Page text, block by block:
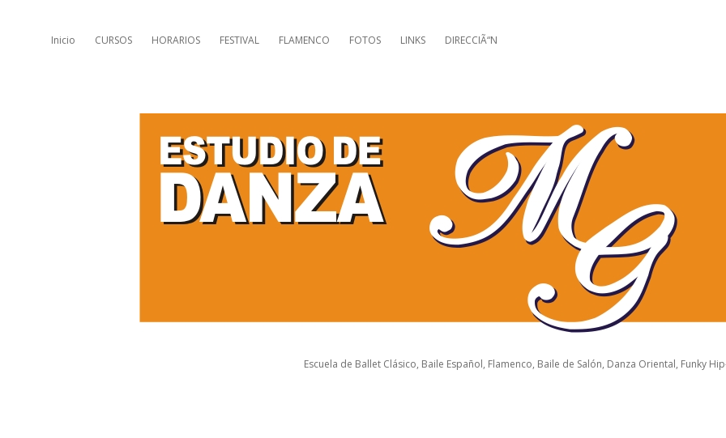
Inicio CURSOS HORARIOS FESTIVAL FLAMENCO FOTOS LINKS DIRECCIÃ“N
E
s
d
Escuela de Ballet Clásico, Baile Español, Flamenco, Baile de Salón, Danza Oriental, Funky